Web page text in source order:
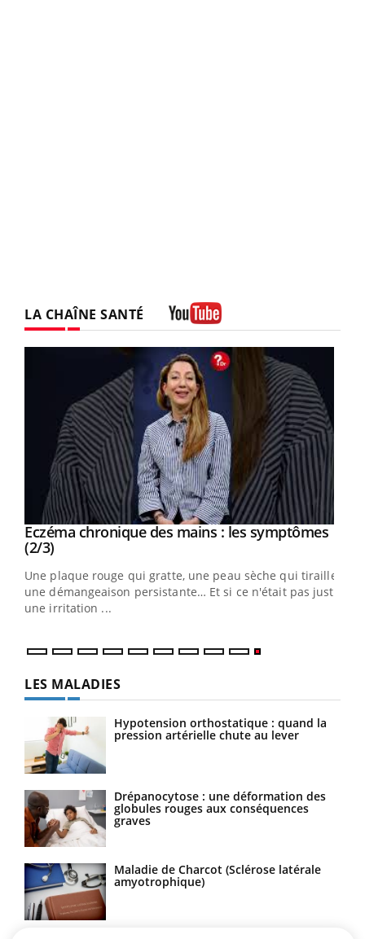
LA CHAÎNE SANTÉ
Youtube
Eczéma chronique des mains : les symptômes
(2/3)Youtube
Une plaque rouge qui gratte, une peau sèche qui tiraille,
une démangeaison persistante… Et si ce n'était pas juste
une irritation ...
LES MALADIES
Hypotension orthostatique : quand la
pression artérielle chute au lever
Drépanocytose : une déformation des
globules rouges aux conséquences
graves
Maladie de Charcot (Sclérose latérale
amyotrophique)